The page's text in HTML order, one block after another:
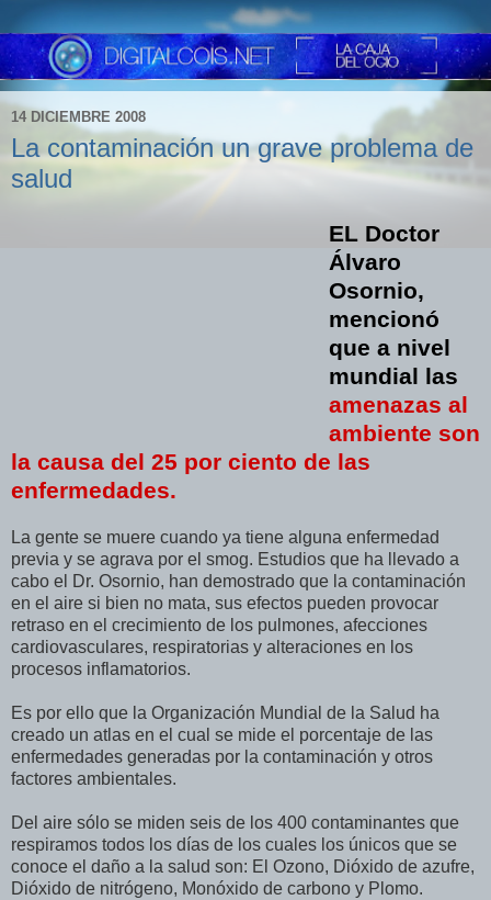
14 DICIEMBRE 2008
La contaminación un grave problema de
salud
EL Doctor
Álvaro
Osornio,
mencionó
que a nivel
mundial las
amenazas al
ambiente son
la causa del 25 por ciento de las
enfermedades.
La gente se muere cuando ya tiene alguna enfermedad
previa y se agrava por el smog. Estudios que ha llevado a
cabo el Dr. Osornio, han demostrado que la contaminación
en el aire si bien no mata, sus efectos pueden provocar
retraso en el crecimiento de los pulmones, afecciones
cardiovasculares, respiratorias y alteraciones en los
procesos inflamatorios.
Es por ello que la Organización Mundial de la Salud ha
creado un atlas en el cual se mide el porcentaje de las
enfermedades generadas por la contaminación y otros
factores ambientales.
Del aire sólo se miden seis de los 400 contaminantes que
respiramos todos los días de los cuales los únicos que se
conoce el daño a la salud son: El Ozono, Dióxido de azufre,
Dióxido de nitrógeno, Monóxido de carbono y Plomo.